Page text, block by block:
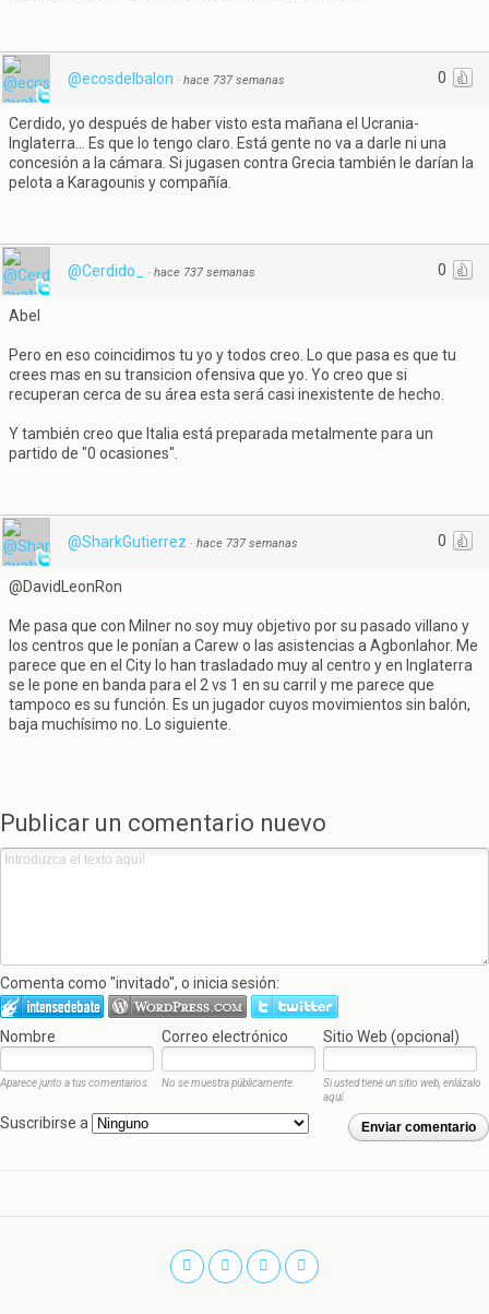
0
@ecosdelbalon · hace 737 semanas
Cerdido, yo después de haber visto esta mañana el Ucrania-
Inglaterra... Es que lo tengo claro. Está gente no va a darle ni una
concesión a la cámara. Si jugasen contra Grecia también le darían la
pelota a Karagounis y compañía.
0
@Cerdido_ · hace 737 semanas
Abel
Pero en eso coincidimos tu yo y todos creo. Lo que pasa es que tu
crees mas en su transicion ofensiva que yo. Yo creo que si
recuperan cerca de su área esta será casi inexistente de hecho.
Y también creo que Italia está preparada metalmente para un
partido de "0 ocasiones".
0
@SharkGutierrez · hace 737 semanas
@DavidLeonRon
Me pasa que con Milner no soy muy objetivo por su pasado villano y
los centros que le ponían a Carew o las asistencias a Agbonlahor. Me
parece que en el City lo han trasladado muy al centro y en Inglaterra
se le pone en banda para el 2 vs 1 en su carril y me parece que
tampoco es su función. Es un jugador cuyos movimientos sin balón,
baja muchísimo no. Lo siguiente.
Publicar un comentario nuevo
Comenta como "invitado", o inicia sesión:
Nombre Correo electrónico Sitio Web (opcional)
Aparece junto a tus comentarios. No se muestra públicamente.
Si usted tiene un sitio web, enlázalo
aquí.
Enviar comentario
Suscribirse a